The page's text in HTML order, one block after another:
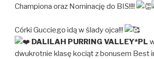
Championa oraz Nominację do BIS!!!!
Córki Gucciego idą w ślady ojca!!!
DALILAH PURRING VALLEY*PL
dwukrotnie klasę kociąt z bonusem Best